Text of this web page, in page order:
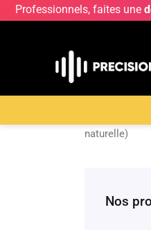
Professionnels, faites une
naturelle)
Nos